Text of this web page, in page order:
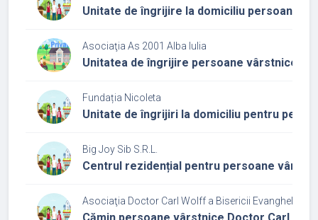
Unitate de îngrijire la domiciliu persoane
Asociaţia As 2001 Alba Iulia
Unitatea de îngrijire persoane vârstnice la
Fundația Nicoleta
Unitate de îngrijiri la domiciliu pentru
Big Joy Sib S.R.L.
Centrul rezidențial pentru persoane
Asociaţia Doctor Carl Wolff a Bisericii Evanghelice
Cămin persoane vârstnice Doctor Carl